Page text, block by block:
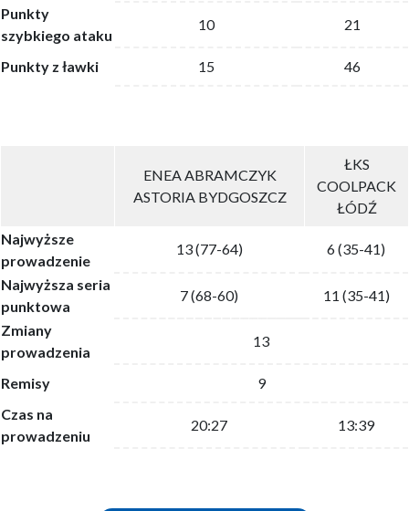
Punkty
szybkiego ataku
10 21
Punkty z ławki 15 46
ENEA ABRAMCZYK
ASTORIA BYDGOSZCZ
ŁKS
COOLPACK
ŁÓDŹ
Najwyższe
prowadzenie
13 (77-64) 6 (35-41)
Najwyższa seria
punktowa
7 (68-60)
11 (35-41)
Zmiany
prowadzenia
13
Remisy
9
Czas na
prowadzeniu
20:27 13:39